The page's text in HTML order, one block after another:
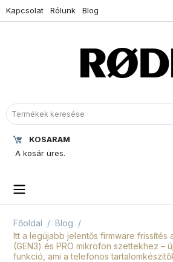
Kapcsolat Rólunk Blog
KOSARAM
A kosár üres.
Főoldal / Blog /
Itt a legújabb jelentős firmware frissítés
(GEN3) és PRO mikrofon szettekhez –
funkció, ami a telefonos